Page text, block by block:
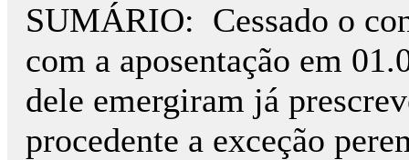
SUMÁRIO: Cessado o
com a aposentação em
dele emergiram já
procedente a exceção